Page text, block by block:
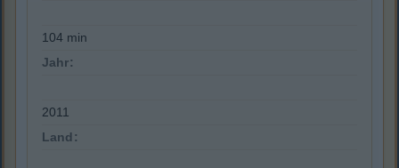
104 min
Jahr:
2011
Land: